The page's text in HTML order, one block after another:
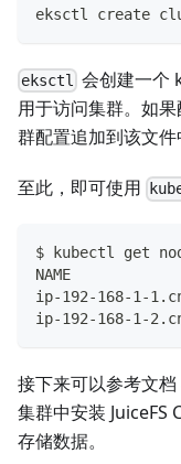
eksctl create
eksctl 会创建一
用于访问集群。如果
群配置追加到该文件
至此，即可使用
$ kubectl get
NAME
ip-192-168-1-
ip-192-168-1-
接下来可以参考文档
集群中安装 JuiceFS
存储数据。